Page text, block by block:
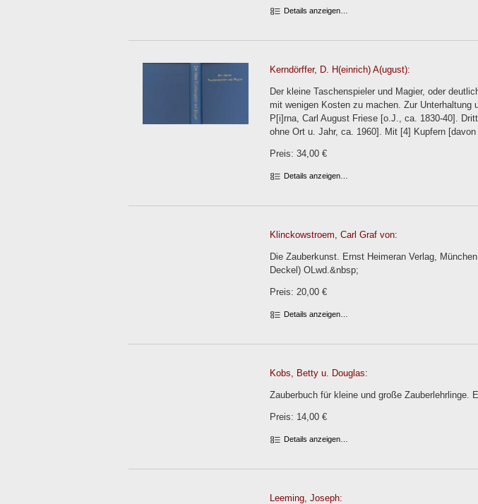
Details anzeigen…
Kerndörffer, D. H(einrich) A(ugust):
Der kleine Taschenspieler und Magier, oder
mit wenigen Kosten zu machen. Zur Unterhaltung
P[i]rna, Carl August Friese [o.J., ca. 1830-40].
ohne Ort u. Jahr, ca. 1960]. Mit [4] Kupfern
Preis: 34,00 €
Details anzeigen…
Klinckowstroem, Carl Graf von:
Die Zauberkunst. Ernst Heimeran Verlag,
Deckel) OLwd.&nbsp;
Preis: 20,00 €
Details anzeigen…
Kobs, Betty u. Douglas:
Zauberbuch für kleine und große Zauberlehrlinge.
Preis: 14,00 €
Details anzeigen…
Leeming, Joseph: